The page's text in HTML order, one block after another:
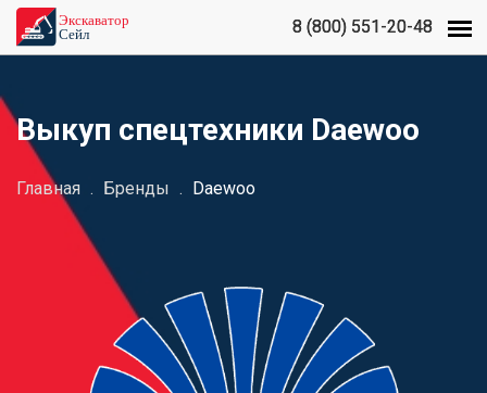
8 (800) 551-20-48
8 (800) 551-20-48
Выкуп спецтехники Daewoo
Главная . Бренды . Daewoo